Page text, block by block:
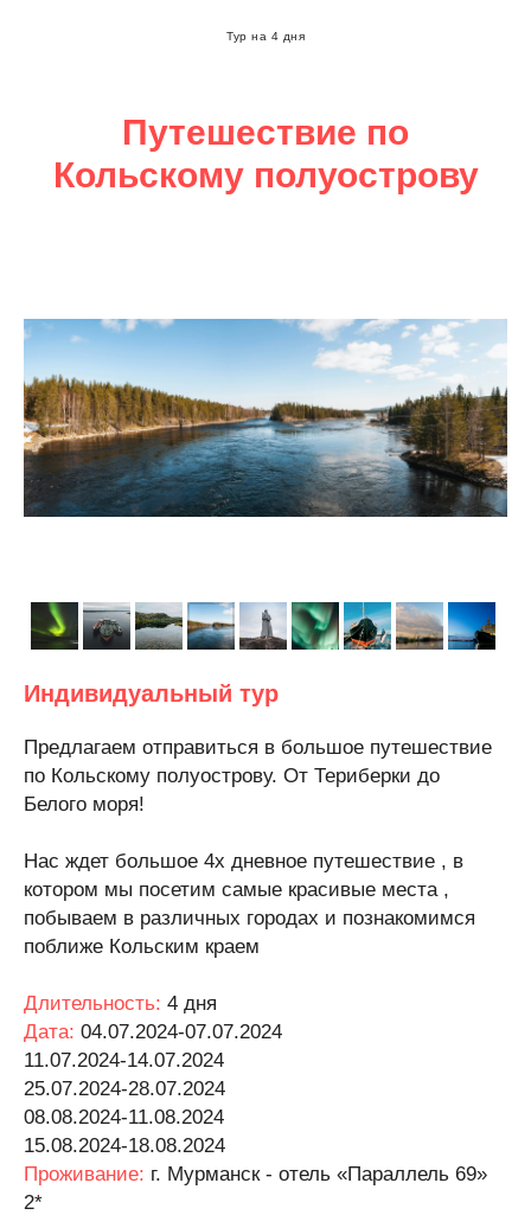
Тур на 4 дня
Путешествие по
Кольскому полуострову
Индивидуальный тур
Предлагаем отправиться в большое путешествие
по Кольскому полуострову. От Териберки до
Белого моря!
Нас ждет большое 4х дневное путешествие , в
котором мы посетим самые красивые места ,
побываем в различных городах и познакомимся
поближе Кольским краем
Длительность: 4 дня
Дата: 04.07.2024-07.07.2024
11.07.2024-14.07.2024
25.07.2024-28.07.2024
08.08.2024-11.08.2024
15.08.2024-18.08.2024
Проживание: г. Мурманск - отель «Параллель 69»
2*